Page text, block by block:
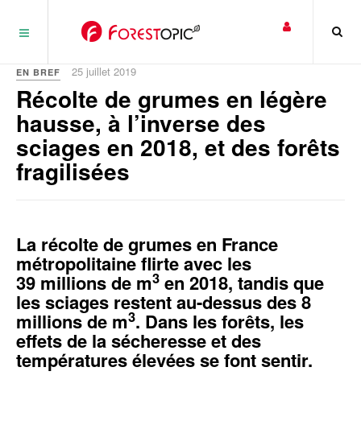
EN BREF 25 juillet 2019
Récolte de grumes en légère
hausse, à l’inverse des
sciages en 2018, et des forêts
fragilisées
La récolte de grumes en France
métropolitaine flirte avec les
39 millions de m3 en 2018, tandis que
les sciages restent au-dessus des 8
millions de m3. Dans les forêts, les
effets de la sécheresse et des
températures élevées se font sentir.